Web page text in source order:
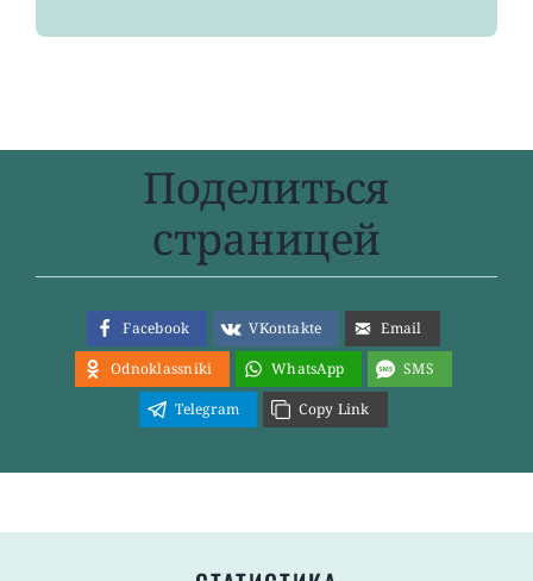
Поделиться
страницей
Facebook VKontakte
Email
Odnoklassniki
WhatsApp
SMS
Telegram
Copy Link